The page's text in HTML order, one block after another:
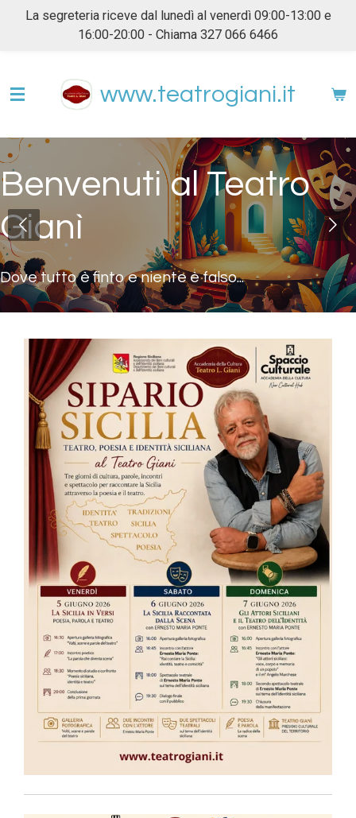
La segreteria riceve dal lunedì al venerdì 09:00-13:00 e
16:00-20:00 - Chiama 327 066 6466
www.teatrogiani.it
Benvenuti al Teatro
Gianì
Dove tutto è finto e niente è falso...